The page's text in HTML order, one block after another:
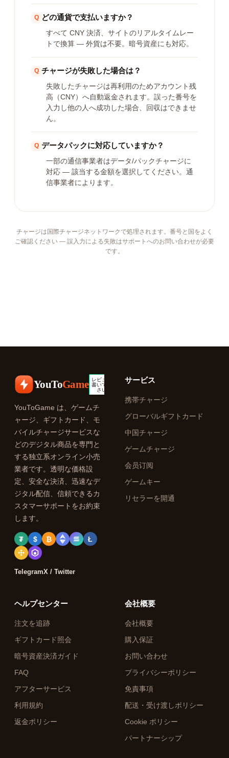
どの通貨で支払いますか？
すべて CNY 決済、サイトのリアルタイムレー
トで換算 — 外貨は不要。暗号資産にも対応。
チャージが失敗した場合は？
失敗したチャージは再利用のためアカウント残
高（CNY）へ自動返金されます。誤った番号を
入力し他の人へ成功した場合、回収はできませ
ん。
データパックに対応していますか？
一部の通信事業者はデータ/パックチャージに
対応 — 該当する金額を選択してください。通
信事業者によります。
チャージは国際チャージネットワークで処理されます。番号と国をよく
ご確認ください — 誤入力による失敗はサポートへのお問い合わせが必要
です。
YouToGame
YouToGame は、ゲームチ
ャージ、ギフトカード、モ
バイルチャージサービスな
どのデジタル商品を専門と
する独立系オンライン小売
業者です。透明な価格設
定、安全な決済、迅速なデ
ジタル配信、信頼できるカ
スタマーサポートをお約束
します。
₮ $ ₿ Ł
TelegramX / Twitter
サービス
携帯チャージ
グローバルギフトカード
中国チャージ
ゲームチャージ
会员订阅
ゲームキー
リセラーを開通
ヘルプセンター
注文を追跡
ギフトカード照会
暗号資産決済ガイド
FAQ
アフターサービス
利用規約
返金ポリシー
会社概要
会社概要
購入保証
お問い合わせ
プライバシーポリシー
免責事項
配送・受け渡しポリシー
Cookie ポリシー
パートナーシップ